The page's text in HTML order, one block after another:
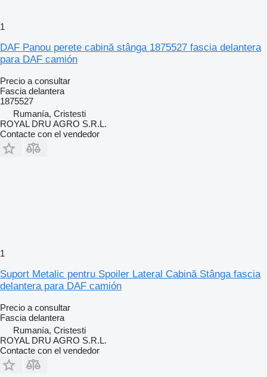
1
DAF Panou perete cabină stânga 1875527 fascia delantera
para DAF camión
Precio a consultar
Fascia delantera
1875527
Rumanía, Cristesti
ROYAL DRU AGRO S.R.L.
Contacte con el vendedor
1
Suport Metalic pentru Spoiler Lateral Cabină Stânga fascia
delantera para DAF camión
Precio a consultar
Fascia delantera
Rumanía, Cristesti
ROYAL DRU AGRO S.R.L.
Contacte con el vendedor